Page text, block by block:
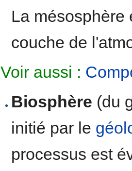
La mésosphère
couche de
Voir aussi :
Biosphère (du
initié par le
processus est